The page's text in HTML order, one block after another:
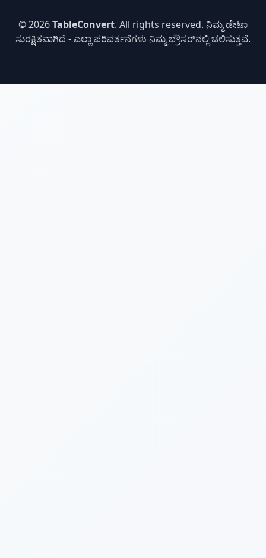
© 2026TableConvert. All rights reserved. ನಿಮ್ಮ ಡೇಟಾ
ಸುರಕ್ಷಿತವಾಗಿದೆ - ಎಲ್ಲಾ ಪರಿವರ್ತನೆಗಳು ನಿಮ್ಮ ಬ್ರೌಸರ್‌ನಲ್ಲಿ ಚಲಿಸುತ್ತವೆ.